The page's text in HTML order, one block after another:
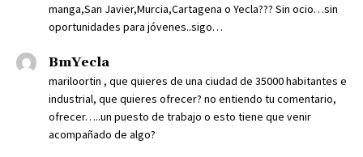
manga,San Javier,Murcia,Cartagena o Yecla??? Sin ocio…sin
oportunidades para jóvenes..sigo…
BmYecla
mariloortin , que quieres de una ciudad de 35000 habitantes e
industrial, que quieres ofrecer? no entiendo tu comentario,
ofrecer…..un puesto de trabajo o esto tiene que venir
acompañado de algo?